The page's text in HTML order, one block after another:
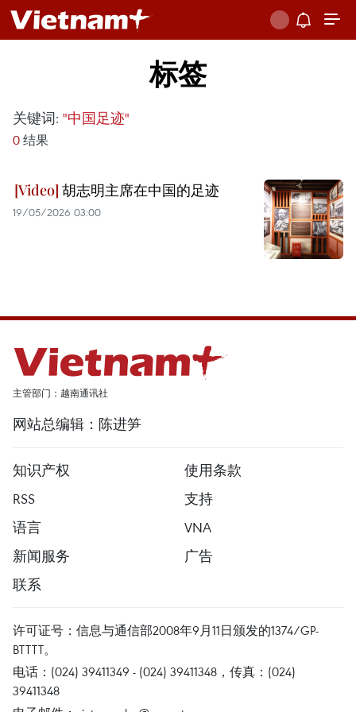
标签
关键词: "中国足迹"
0 结果
胡志明主席在中国的足迹
19/05/2026 03:00
主管部门：越南通讯社
网站总编辑：陈进笋
知识产权
使用条款
RSS
支持
语言
VNA
新闻服务
广告
联系
许可证号：信息与通信部2008年9月11日颁发的1374/GP-
BTTTT。
电话：(024) 39411349 - (024) 39411348，传真：(024)
39411348